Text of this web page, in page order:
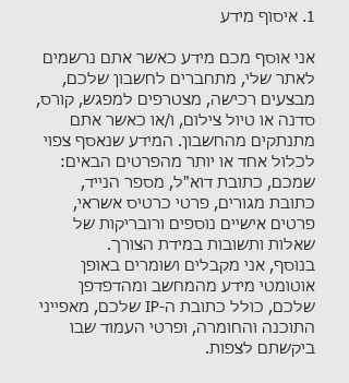
1. איסוף מידע
אני אוסף מכם מידע כאשר אתם נרשמים
לאתר שלי, מתחברים לחשבון שלכם,
מבצעים רכישה, מצטרפים למפגש, קורס,
סדנה או טיול צילום, ו/או כאשר אתם
מתנתקים מהחשבון. המידע שנאסף צפוי
לכלול אחד או יותר מהפרטים הבאים:
שמכם, כתובת דוא"ל, מספר הנייד,
כתובת מגורים, פרטי כרטיס אשראי,
פרטים אישיים נוספים ורובריקות של
שאלות ותשובות במידת הצורך. ​
בנוסף, אני מקבלים ושומרים באופן
אוטומטי מידע מהמחשב ומהדפדפן
שלכם, כולל כתובת ה-IP שלכם, מאפייני
התוכנה והחומרה, ופרטי העמוד שבו
ביקשתם לצפות.​